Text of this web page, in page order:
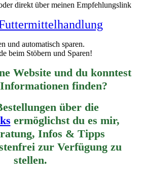
direkt über meinen Empfehlungslink
und automatisch sparen.
beim Stöbern und Sparen!
Website und du konntest
finden?
über die
ermöglichst du es mir,
Infos & Tipps
zur Verfügung zu
stellen.